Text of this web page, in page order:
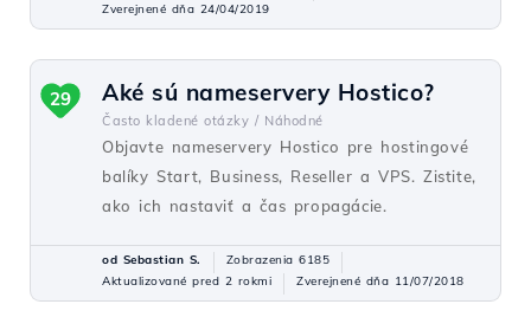
Zverejnené dňa 24/04/2019
Aké sú nameservery Hostico?
Často kladené otázky / Náhodné
Objavte nameservery Hostico pre hostingové
balíky Start, Business, Reseller a VPS. Zistite,
ako ich nastaviť a čas propagácie.
29
od Sebastian S.
Zobrazenia 6185
Aktualizované pred 2 rokmi
Zverejnené dňa 11/07/2018